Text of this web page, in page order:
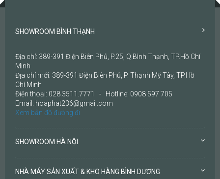
SHOWROOM BÌNH THẠNH
Địa chỉ: 389-391 Điện Biên Phủ, P.25, Q.Bình Thạnh, TP.Hồ Chí
Minh
Địa chỉ mới: 389-391 Điện Biên Phủ, P. Thạnh Mỹ Tây, TP.Hồ
Chí Minh
Điện thoại: 028.3511.7771 - Hotline: 0908 597 705
Email: hoaphat236@gmail.com
Xem bản đồ đường đi
SHOWROOM HÀ NỘI
NHÀ MÁY SẢN XUẤT & KHO HÀNG BÌNH DƯƠNG